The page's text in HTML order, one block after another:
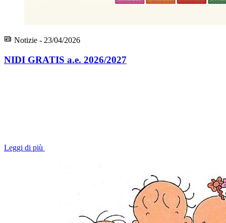
Notizie - 23/04/2026
NIDI GRATIS a.e. 2026/2027
Leggi di più